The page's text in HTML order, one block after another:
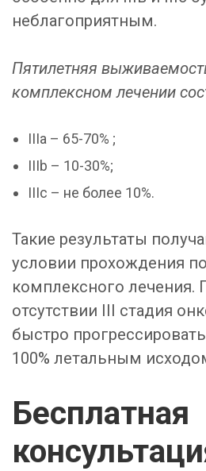
неблагоприятным.
Пятилетняя
комплексном лечении
IIIa – 65-70% ;
IIIb – 10-30%;
IIIc – не более 10%.
Такие результаты
условии прохождения
комплексного лечения.
отсутствии III стадия
быстро
100% летальным
Бесплатная